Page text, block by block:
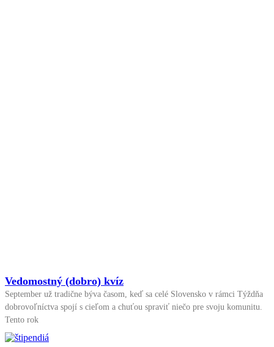
Vedomostný (dobro) kvíz
September už tradične býva časom, keď sa celé Slovensko v rámci Týždňa
dobrovoľníctva spojí s cieľom a chuťou spraviť niečo pre svoju komunitu.
Tento rok